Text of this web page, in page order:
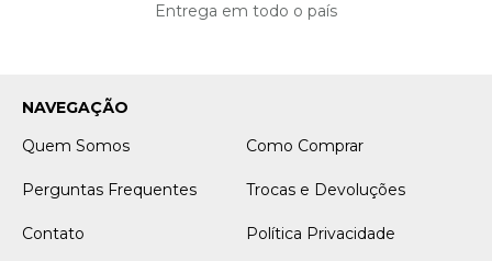
Entrega em todo o país
NAVEGAÇÃO
Quem Somos
Como Comprar
Perguntas Frequentes Trocas e Devoluções
Contato Política Privacidade